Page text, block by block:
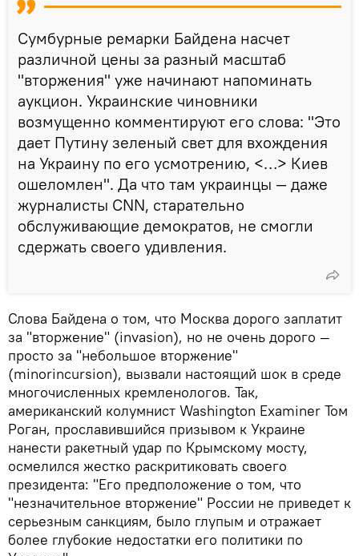
Сумбурные ремарки Байдена насчет
различной цены за разный масштаб
"вторжения" уже начинают напоминать
аукцион. Украинские чиновники
возмущенно комментируют его слова: "Это
дает Путину зеленый свет для вхождения
на Украину по его усмотрению, <…> Киев
ошеломлен". Да что там украинцы — даже
журналисты CNN, старательно
обслуживающие демократов, не смогли
сдержать своего удивления.
Слова Байдена о том, что Москва дорого заплатит
за "вторжение" (invasion), но не очень дорого —
просто за "небольшое вторжение"
(minorincursion), вызвали настоящий шок в среде
многочисленных кремленологов. Так,
американский колумнист Washington Examiner Том
Роган, прославившийся призывом к Украине
нанести ракетный удар по Крымскому мосту,
осмелился жестко раскритиковать своего
президента: "Его предположение о том, что
"незначительное вторжение" России не приведет к
серьезным санкциям, было глупым и отражает
более глубокие недостатки его политики по